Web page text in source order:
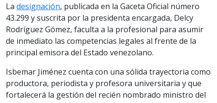
La designación, publicada en la Gaceta Oficial número
43.299 y suscrita por la presidenta encargada, Delcy
Rodríguez Gómez, faculta a la profesional para asumir
de inmediato las competencias legales al frente de la
principal emisora del Estado venezolano.
Isbemar Jiménez cuenta con una sólida trayectoria como
productora, periodista y profesora universitaria y que
fortalecerá la gestión del recién nombrado ministro del